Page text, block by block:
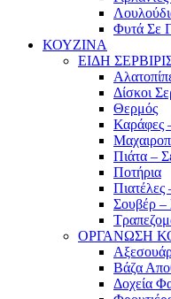
Φυτά Σε
ΚΟΥΖΙΝΑ
ΕΙΔΗ
Δίσκοι
Θερμός
Καράφες
Πιάτα –
Ποτήρια
Πιατέλες
Σουβέρ –
ΟΡΓΑΝΩΣΗ
Βάζα
Δοχεία